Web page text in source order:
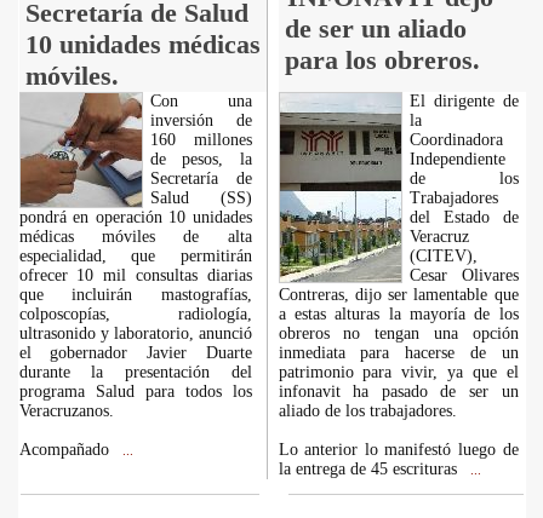
Secretaría de Salud
10 unidades médicas
móviles.
de ser un aliado
para los obreros.
Con una
inversión de
160 millones
de pesos, la
Secretaría de
Salud (SS)
pondrá en operación 10 unidades
médicas móviles de alta
especialidad, que permitirán
ofrecer 10 mil consultas diarias
que incluirán mastografías,
colposcopías, radiología,
ultrasonido y laboratorio, anunció
el gobernador Javier Duarte
durante la presentación del
programa Salud para todos los
Veracruzanos.
Acompañado
El dirigente de
la
Coordinadora
Independiente
de los
Trabajadores
del Estado de
Veracruz
(CITEV),
Cesar Olivares
Contreras, dijo ser lamentable que
a estas alturas la mayoría de los
obreros no tengan una opción
inmediata para hacerse de un
patrimonio para vivir, ya que el
infonavit ha pasado de ser un
aliado de los trabajadores.
Lo anterior lo manifestó luego de
la entrega de 45 escrituras